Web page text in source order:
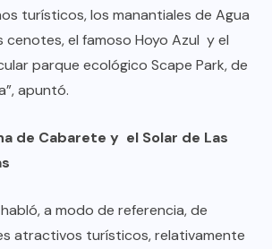
turísticos, los manantiales de Agua
cenotes, el famoso Hoyo Azul y el
parque ecológico Scape Park, de
apuntó.
de Cabarete y el Solar de Las
a modo de referencia, de
atractivos turísticos, relativamente